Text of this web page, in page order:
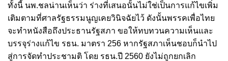
ทั้งนี้ นพ.ชลน่านเห็นว่า ร่างที่เสนอนั้นไม่ใช่เป็นการแก้ไขเพิ่ม
เติมตามที่ศาลรัฐธรรมนูญเคยวินิจฉัยไว้ ดังนั้นพรรคเพื่อไทย
จะทำหนังสือถึงประธานรัฐสภา ขอให้ทบทวนความเห็นและ
บรรจุร่างแก้ไข รธน. มาตรา 256 หากรัฐสภาเห็นชอบก็นำไป
สู่การจัดทำประชามติ โดย รธน.ปี 2560 ยังไม่ถูกยกเลิก